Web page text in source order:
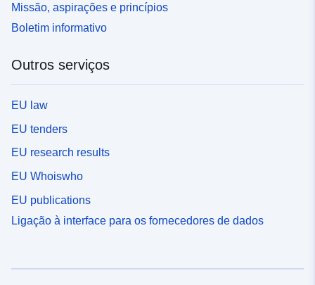
Missão, aspirações e princípios
Boletim informativo
Outros serviços
EU law
EU tenders
EU research results
EU Whoiswho
EU publications
Ligação à interface para os fornecedores de dados